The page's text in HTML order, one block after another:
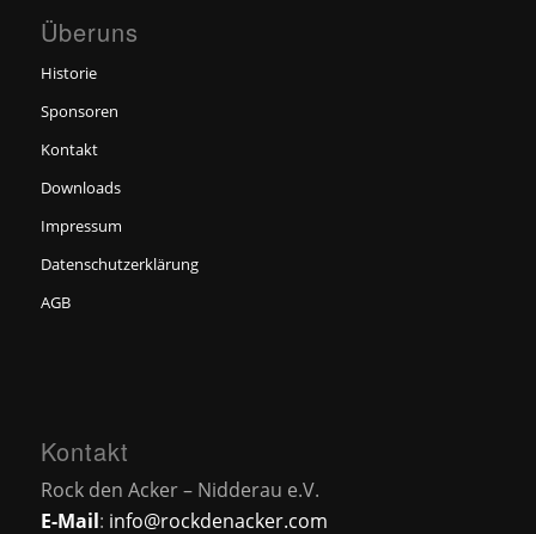
Überuns
Historie
Sponsoren
Kontakt
Downloads
Impressum
Datenschutzerklärung
AGB
Kontakt
Rock den Acker – Nidderau e.V.
E-Mail: info@rockdenacker.com